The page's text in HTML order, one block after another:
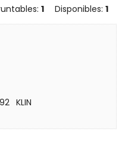
1 Disponibles:1
KLIN